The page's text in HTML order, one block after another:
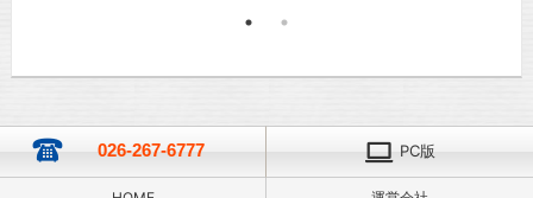
026-267-6777 PC版